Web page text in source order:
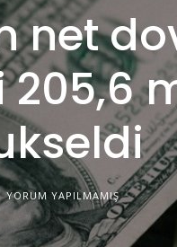
net
YORUM YAPILMAMIŞ